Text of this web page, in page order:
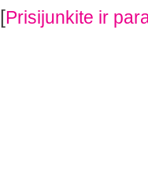
[Prisijunkite ir